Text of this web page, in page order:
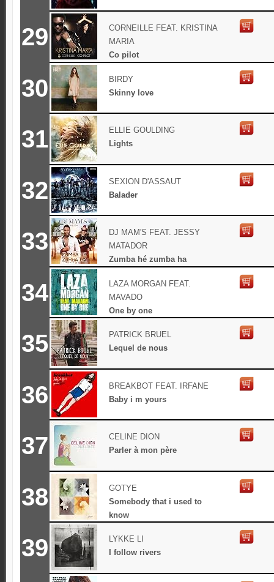
29
CORNEILLE FEAT. KRISTINA
MARIA
Co pilot
30
BIRDY
Skinny love
31
ELLIE GOULDING
Lights
32
SEXION D'ASSAUT
Balader
33
DJ MAM'S FEAT. JESSY
MATADOR
Zumba hé zumba ha
34
LAZA MORGAN FEAT.
MAVADO
One by one
35
PATRICK BRUEL
Lequel de nous
36
BREAKBOT FEAT. IRFANE
Baby i m yours
37
CELINE DION
Parler à mon père
38
GOTYE
Somebody that i used to
know
39
LYKKE LI
I follow rivers